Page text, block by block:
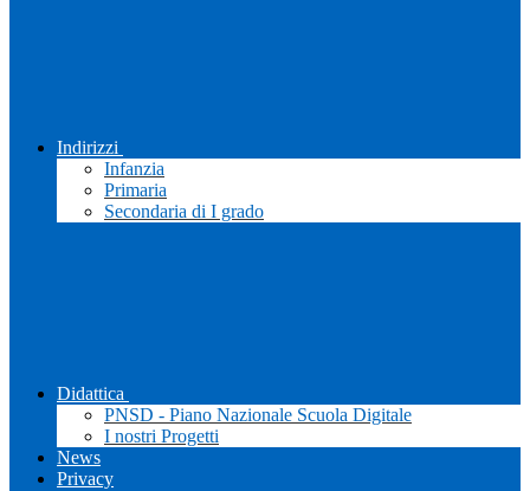
Indirizzi
Infanzia
Primaria
Secondaria di I grado
Didattica
PNSD - Piano Nazionale Scuola Digitale
I nostri Progetti
News
Privacy